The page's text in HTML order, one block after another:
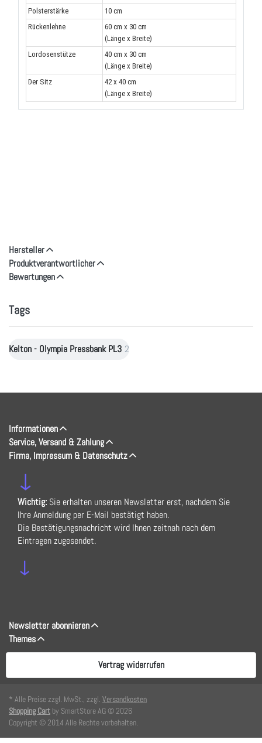
Polsterstärke
10 cm
Rückenlehne
60 cm x 30 cm
(Länge x Breite)
Lordosenstütze
40 cm x 30 cm
(Länge x Breite)
Der Sitz
42 x 40 cm
(Länge x Breite)
Hersteller
Produktverantwortlicher
Bewertungen
Tags
Kelton - Olympia Pressbank PL3 2
Informationen
Service, Versand & Zahlung
Firma, Impressum & Datenschutz
↓
Wichtig: Sie erhalten unseren Newsletter erst, nachdem Sie
Ihre Anmeldung per E-Mail bestätigt haben.
Die Bestätigungsnachricht wird Ihnen zeitnah nach dem
Eintragen zugesendet.
↓
Newsletter abonnieren
Themes
Vertrag widerrufen
* Alle Preise zzgl. MwSt., zzgl. Versandkosten
Shopping Cart by SmartStore AG © 2026
Copyright © 2014 Alle Rechte vorbehalten.